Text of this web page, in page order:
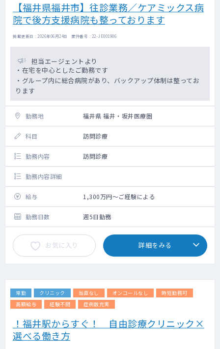
【福井県福井市】往診業務／ケアミックス病
院で後方支援病院も整っております
掲載更新日 : 2026年06月24日 案件番号 : 22-JE001906
担当エージェントより
・在宅を中心としたご勤務です
・グループ内に総合病院があり、バックアップ体制は整ってお
ります
勤務地 福井県 福井・坂井医療圏
科目 訪問診療
勤務内容 訪問診療
勤務内容詳細
給与 1,300万円～ご経験による
勤務日数 週5日勤務
お気に入り 詳細をみる
常勤 クリニック 当直なし オンコールなし
時短勤務可
高額給与
経験不問 症例数充実
！福井駅からすぐ！ 自由診療クリニック×
選べる働き方